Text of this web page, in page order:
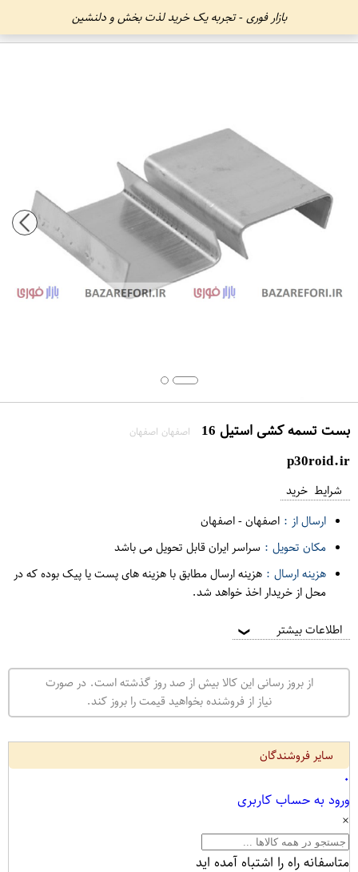
بازار فوری - تجربه یک خرید لذت بخش و دلنشین
بست تسمه کشی استیل 16 اصفهان اصفهان
p30roid.ir
شرایط خرید
ارسال از : اصفهان-اصفهان
مکان تحویل : سراسر ایران قابل تحویل می باشد
هزینه ارسال : هزینه ارسال مطابق با هزینه های پست یا پیک بوده که در
محل از خریدار اخذ خواهد شد.
اطلاعات بیشتر ❯
از بروز رسانی این کالا بیش از صد روز گذشته است. در صورت
نیاز از فروشنده بخواهید قیمت را بروز کند.
سایر فروشندگان
۰
ورود به حساب کاربری
×
متاسفانه راه را اشتباه آمده اید